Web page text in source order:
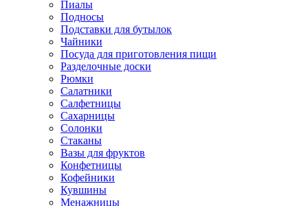
Пиалы
Подносы
Подставки для бутылок
Чайники
Посуда для приготовления пищи
Разделочные доски
Рюмки
Салатники
Салфетницы
Сахарницы
Солонки
Стаканы
Вазы для фруктов
Конфетницы
Кофейники
Кувшины
Менажницы